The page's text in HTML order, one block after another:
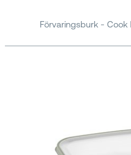
Förvaringsburk - Cook